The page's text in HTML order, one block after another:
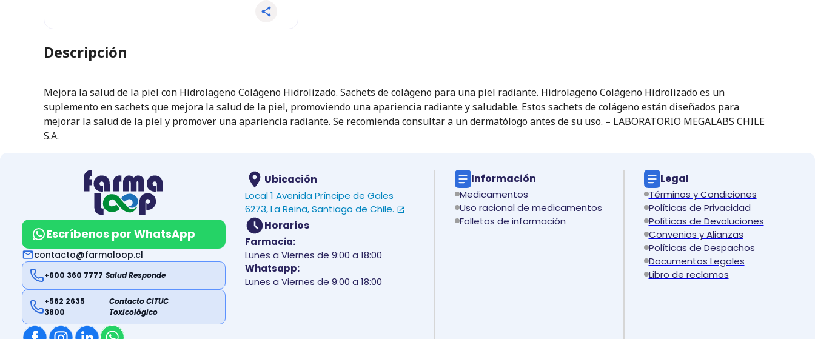
Descripción
Mejora la salud de la piel con Hidrolageno Colágeno Hidrolizado. Sachets de colágeno para una piel radiante. Hidrolageno Colágeno Hidrolizado es un
suplemento en sachets que mejora la salud de la piel, promoviendo una apariencia radiante y saludable. Estos sachets de colágeno están diseñados para
mejorar la salud de la piel y promover una apariencia radiante. Se recomienda consultar a un dermatólogo antes de su uso. – LABORATORIO MEGALABS CHILE
S.A.
Escríbenos por WhatsApp
contacto@farmaloop.cl
+600 360 7777 Salud Responde
+562 2635
3800
Contacto CITUC
Toxicológico
Ubicación
Local 1 Avenida Príncipe de Gales
6273, La Reina, Santiago de Chile.
Horarios
Farmacia:
Lunes a Viernes de 9:00 a 18:00
Whatsapp:
Lunes a Viernes de 9:00 a 18:00
Información
Medicamentos
Uso racional de medicamentos
Folletos de información
Legal
Términos y Condiciones
Políticas de Privacidad
Políticas de Devoluciones
Convenios y Alianzas
Políticas de Despachos
Documentos Legales
Libro de reclamos